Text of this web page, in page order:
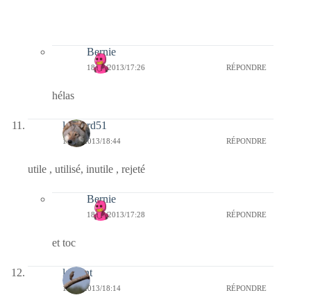
Bernie
18/06/2013/17:26 RÉPONDRE
hélas
louvard51
17/06/2013/18:44 RÉPONDRE
utile , utilisé, inutile , rejeté
Bernie
18/06/2013/17:28 RÉPONDRE
et toc
laurent
17/06/2013/18:14 RÉPONDRE